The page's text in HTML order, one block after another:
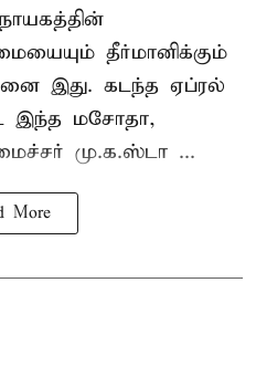
தீர்மானிக்கும்
இது. கடந்த ஏப்ரல்
இந்த மசோதா,
மு.க.ஸ்டா ...
More